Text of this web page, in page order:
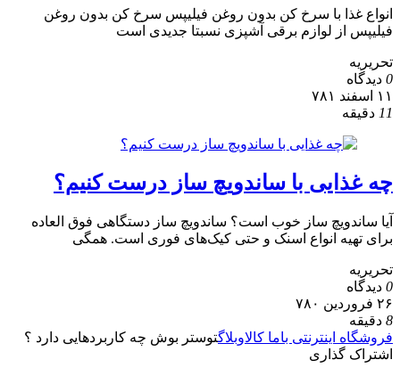
انواع غذا با سرخ کن بدون روغن فیلیپس سرخ کن بدون روغن
فیلیپس از لوازم برقی آشپزی نسبتا جدیدی است
تحریریه
0 دیدگاه
۱۱ اسفند ۷۸۱
11 دقیقه
چه غذایی با ساندویچ ساز درست کنیم؟
آیا ساندویچ ساز خوب است؟ ساندویچ ساز دستگاهی فوق العاده
برای تهیه انواع اسنک و حتی کیک‌های فوری است. همگی
تحریریه
0 دیدگاه
۲۶ فروردین ۷۸۰
8 دقیقه
فروشگاه اینترنتی باما کالاوبلاگتوستر بوش چه کاربردهایی دارد ؟
اشتراک گذاری